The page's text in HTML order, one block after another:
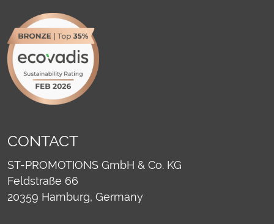
CONTACT
ST-PROMOTIONS GmbH & Co. KG
Feldstraße 66
20359 Hamburg, Germany